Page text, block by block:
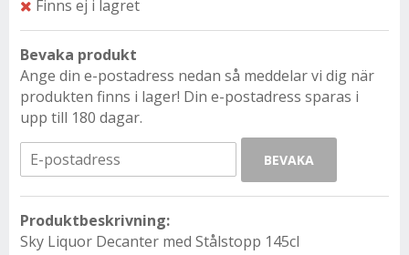
Finns ej i lagret
Bevaka produkt
Ange din e-postadress nedan så meddelar vi dig när
produkten finns i lager! Din e-postadress sparas i
upp till 180 dagar.
BEVAKA
Produktbeskrivning:
Sky Liquor Decanter med Stålstopp 145cl